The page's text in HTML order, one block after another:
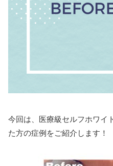
今回は、医療級セルフホワイ
た方の症例をご紹介します！